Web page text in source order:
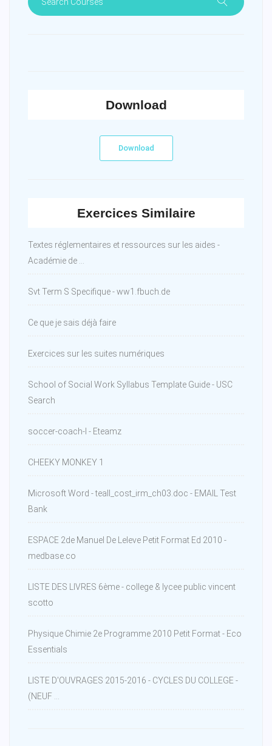
Download
Download
Exercices Similaire
Textes réglementaires et ressources sur les aides -
Académie de ...
Svt Term S Specifique - ww1.fbuch.de
Ce que je sais déjà faire
Exercices sur les suites numériques
School of Social Work Syllabus Template Guide - USC
Search
soccer-coach-l - Eteamz
CHEEKY MONKEY 1
Microsoft Word - teall_cost_irm_ch03.doc - EMAIL Test
Bank
ESPACE 2de Manuel De Leleve Petit Format Ed 2010 -
medbase.co
LISTE DES LIVRES 6ème - college & lycee public vincent
scotto
Physique Chimie 2e Programme 2010 Petit Format - Eco
Essentials
LISTE D'OUVRAGES 2015-2016 - CYCLES DU COLLEGE -
(NEUF ...